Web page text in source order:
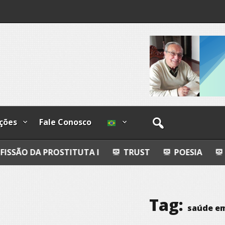
Fale Conosco
I TRUST POESIA ESFERAS,
Tag: saúde